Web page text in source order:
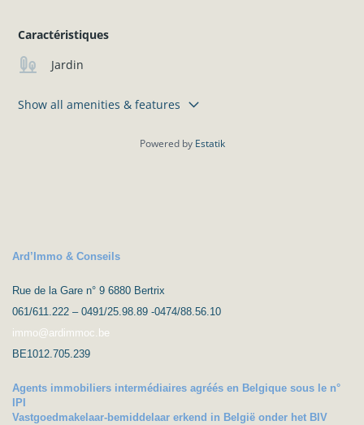
Caractéristiques
Jardin
Show all amenities & features
Powered by Estatik
Ard’Immo & Conseils
Rue de la Gare n° 9 6880 Bertrix
061/611.222 – 0491/25.98.89 -0474/88.56.10
immo@ardimmoc.be
BE1012.705.239
Agents immobiliers intermédiaires agréés en Belgique sous le n°
IPI
Vastgoedmakelaar-bemiddelaar erkend in België onder het BIV